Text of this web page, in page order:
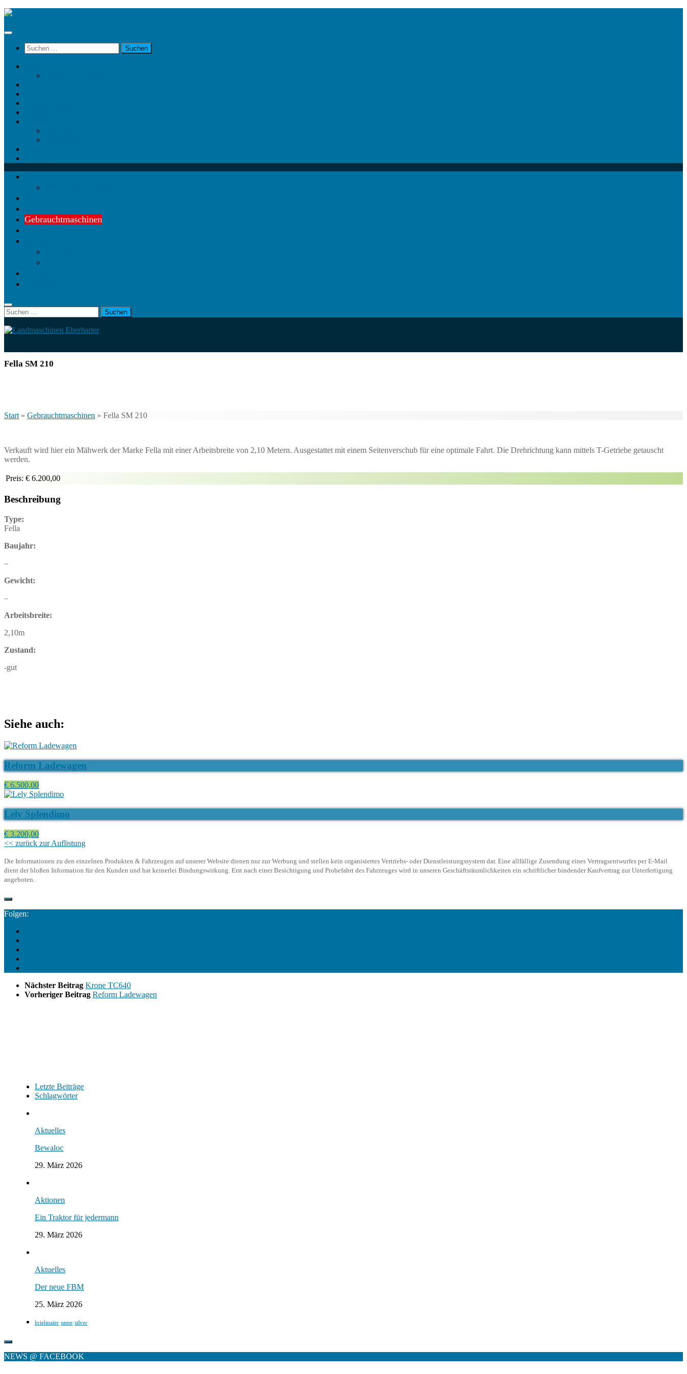
Unter
Inhalt
Suchen
nach:
Gebrauchtmaschinen
Suchen
nach:
Fella SM 210
Start » Gebrauchtmaschinen » Fella SM 210
Verkauft wird hier ein Mähwerk der Marke Fella mit einer Arbeitsbreite von 2,10 Metern. Ausgestattet mit einem Seitenverschub für eine optimale Fahrt. Die Drehrichtung kann mittels T-Getriebe getauscht
werden.
Preis: € 6.200,00
Beschreibung
Type:
Fella
Baujahr:
–
Gewicht:
–
Arbeitsbreite:
2,10m
Zustand:
-gut
Siehe auch:
Reform Ladewagen
€ 6.500,00
Lely Splendimo
€ 3.200,00
<< zurück zur Auflistung
Die Informationen zu den einzelnen Produkten & Fahrzeugen auf unserer Website dienen nur zur Werbung und stellen kein organisiertes Vertriebs- oder Dienstleistungssystem dar. Eine allfällige Zusendung eines Vertragsentwurfes per E-Mail
dient der bloßen Information für den Kunden und hat keinerlei Bindungswirkung. Erst nach einer Besichtigung und Probefahrt des Fahrzeuges wird in unseren Geschäftsräumlichkeiten ein schriftlicher bindender Kaufvertrag zur Unterfertigung
angeboten.
Folgen:
Nächster Beitrag Krone TC640
Vorheriger Beitrag Reform Ladewagen
Letzte Beiträge
Schlagwörter
Aktuelles
Bewaloc
29. März 2026
Aktionen
Ein Traktor für jedermann
29. März 2026
Aktuelles
Der neue FBM
25. März 2026
brielmaier same silver
NEWS @ FACEBOOK